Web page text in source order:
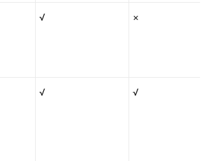
√ ×
√ √